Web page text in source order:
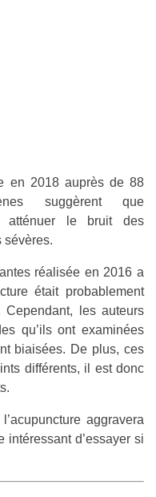
en 2018 auprès de 88
suggèrent que
atténuer le bruit des
sévères.
réalisée en 2016 a
était probablement
Cependant, les auteurs
qu’ils ont examinées
biaisées. De plus, ces
différents, il est donc
aggravera
intéressant d’essayer si